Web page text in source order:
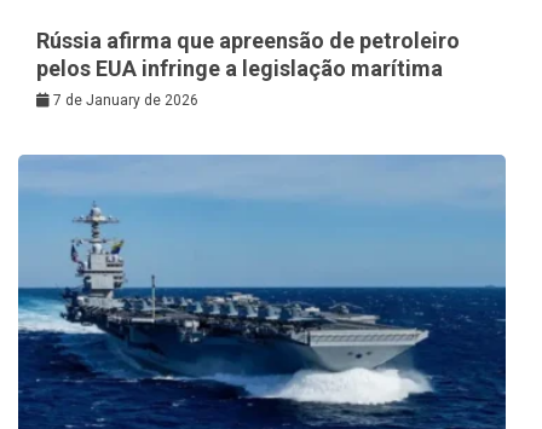
Rússia afirma que apreensão de petroleiro
pelos EUA infringe a legislação marítima
7 de January de 2026